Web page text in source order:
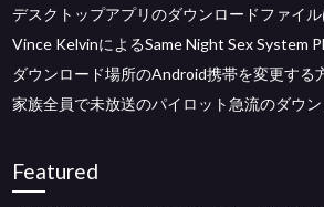
デスクトップアプリのダウンロードファイ
Vince KelvinによるSame Night Sex System
ダウンロード場所のAndroid携帯を変更する
家族全員で未放送のパイロット急流のダウン
Featured